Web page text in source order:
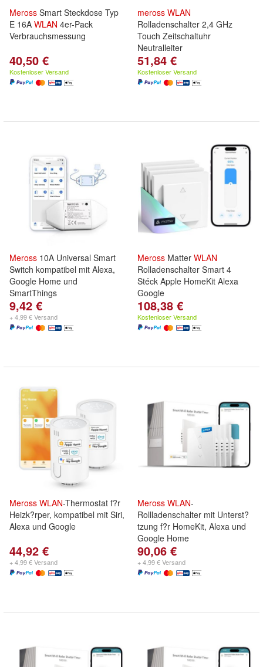
Meross Smart Steckdose Typ
E 16A WLAN 4er-Pack
Verbrauchsmessung
40,50 €
Kostenloser Versand
meross WLAN
Rolladenschalter 2,4 GHz
Touch Zeitschaltuhr
Neutralleiter
51,84 €
Kostenloser Versand
Meross 10A Universal Smart
Switch kompatibel mit Alexa,
Google Home und
SmartThings
9,42 €
+ 4,99 € Versand
Meross Matter WLAN
Rolladenschalter Smart 4
Stéck Apple HomeKit Alexa
Google
108,38 €
Kostenloser Versand
Meross WLAN-Thermostat f?r
Heizk?rper, kompatibel mit Siri,
Alexa und Google
44,92 €
+ 4,99 € Versand
Meross WLAN-
Rollladenschalter mit Unterst?
tzung f?r HomeKit, Alexa und
Google Home
90,06 €
+ 4,99 € Versand